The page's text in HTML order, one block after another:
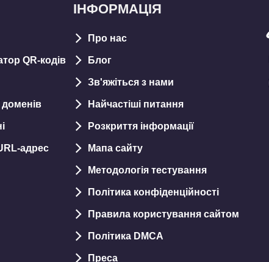
QR-кодів
доменів
aдрес
ІНФОРМАЦІЯ
Про нас
Блог
Зв'яжіться з нами
Найчастіші питання
Розкриття інформації
Мапа сайту
Методологія тестування
Політика конфіденційності
Правила користування сайтом
Політика DMCA
Преса